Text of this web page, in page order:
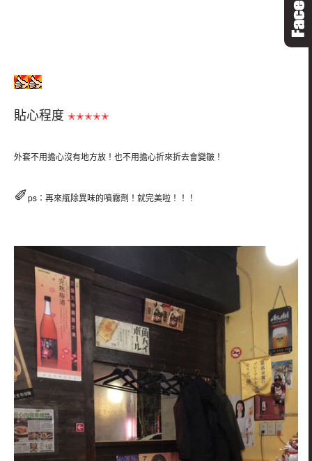
貼心程度 ✭✭✭✭✭
外套不用擔心沒有地方放！也不用擔心折來折去會變皺！
✐ps：再來瓶除異味的噴霧劑！就完美啦！！！